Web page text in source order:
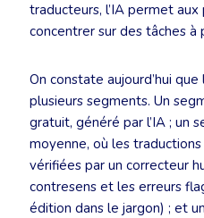
traducteurs, l’IA permet
concentrer sur des tâches
On constate aujourd’hui
plusieurs segments. Un
gratuit, généré par l’IA ; un
moyenne, où les
vérifiées par un correcteur
contresens et les erreurs
édition dans le jargon) ; et